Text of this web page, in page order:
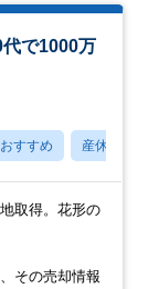
で1000万
すすめ 産休・育
取得。花形の
その売却情報